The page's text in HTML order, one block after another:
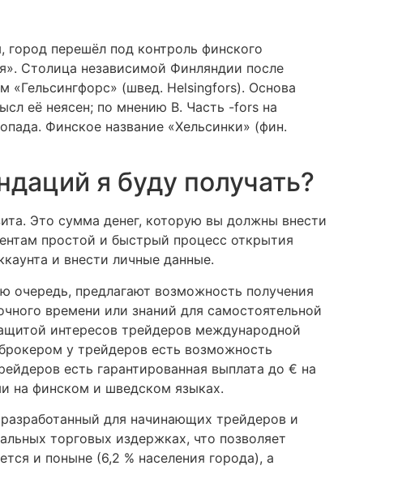
город перешёл под контроль финского
Столица независимой Финляндии после
(швед. Helsingfors). Основа
её неясен; по мнению В. Часть -fors на
Финское название «Хельсинки» (фин.
я буду получать?
Это сумма денег, которую вы должны внести
простой и быстрый процесс открытия
и внести личные данные.
очередь, предлагают возможность получения
времени или знаний для самостоятельной
интересов трейдеров международной
у трейдеров есть возможность
есть гарантированная выплата до € на
на финском и шведском языках.
для начинающих трейдеров и
торговых издержках, что позволяет
и поныне (6,2 % населения города), а